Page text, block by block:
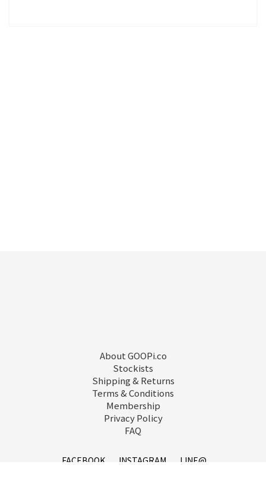
About GOOPi.co
Stockists
Shipping & Returns
Terms & Conditions
Membership
Privacy Policy
FAQ
FACEBOOK INSTAGRAM
LINE@